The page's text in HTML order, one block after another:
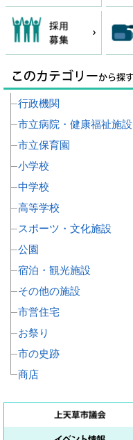
行政機関
市立病院・健康福祉施設
市立保育園
小学校
中学校
高等学校
スポーツ・文化施設
公園
宿泊・観光施設
その他の施設
市営住宅
お祭り
市の史跡
商店